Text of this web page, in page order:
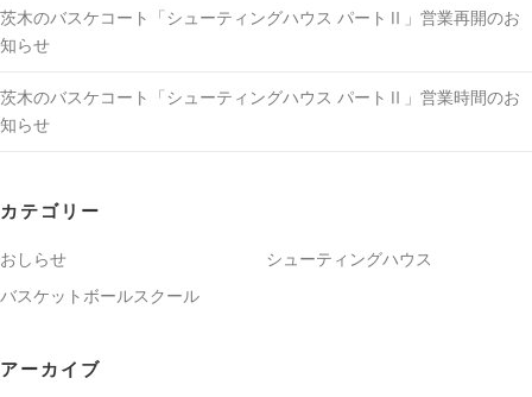
茨木のバスケコート「シューティングハウス パートⅡ」営業再開のお
知らせ
茨木のバスケコート「シューティングハウス パートⅡ」営業時間のお
知らせ
カテゴリー
おしらせ シューティングハウス
バスケットボールスクール
アーカイブ